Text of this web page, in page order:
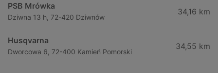
PSB Mrówka
Dziwna 13 h, 72-420 Dziwnów
34,16 km
Husqvarna
Dworcowa 6, 72-400 Kamień Pomorski
34,55 km